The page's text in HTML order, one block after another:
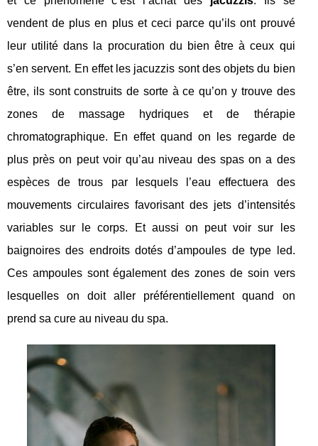
vendent de plus en plus et ceci parce qu’ils ont prouvé
leur utilité dans la procuration du bien être à ceux qui
s’en servent. En effet les jacuzzis sont des objets du bien
être, ils sont construits de sorte à ce qu’on y trouve des
zones de massage hydriques et de thérapie
chromatographique. En effet quand on les regarde de
plus près on peut voir qu’au niveau des spas on a des
espèces de trous par lesquels l’eau effectuera des
mouvements circulaires favorisant des jets d’intensités
variables sur le corps. Et aussi on peut voir sur les
baignoires des endroits dotés d’ampoules de type led.
Ces ampoules sont également des zones de soin vers
lesquelles on doit aller préférentiellement quand on
prend sa cure au niveau du spa.